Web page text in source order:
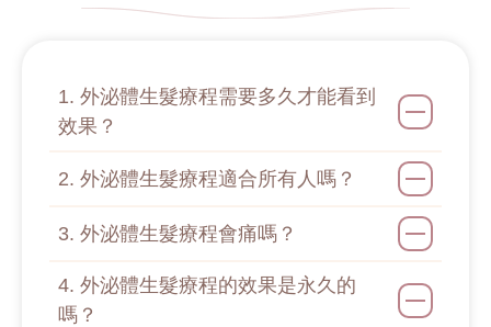
1. 外泌體生髮療程需要多久才能看到
效果？
2. 外泌體生髮療程適合所有人嗎？
3. 外泌體生髮療程會痛嗎？
4. 外泌體生髮療程的效果是永久的
嗎？